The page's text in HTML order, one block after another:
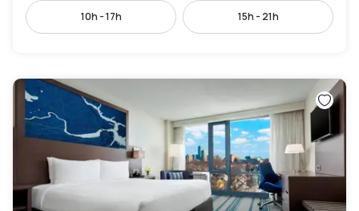
10h - 17h 15h - 21h